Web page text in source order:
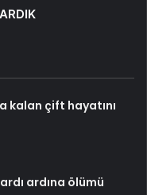
kalan çift hayatını
ardına ölümü